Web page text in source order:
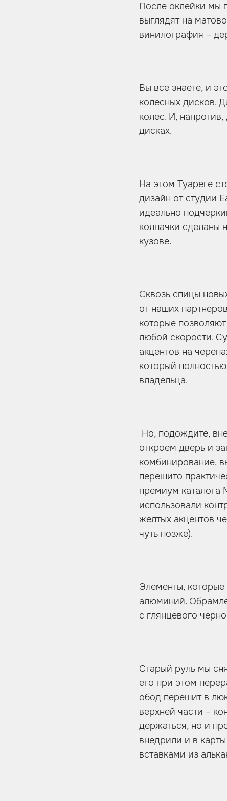
После оклейки мы
выглядят на
винилография –
Вы все знаете, и
колесных дисков.
колес. И,
дисках.
На этом Туареге
дизайн от студии
идеально
колпачки
кузове.
Сквозь спицы
от наших
которые
любой скорости.
акцентов на
который
владельца.
Но, подождите,
откроем дверь и
комбинирование,
перешито
премиум каталога
использовали
желтых акцентов
чуть позже).
Элементы,
алюминий.
с глянцевого
Старый руль мы
его при этом
обод перешит в
верхней части –
держаться, но и
внедрили и в
вставками из